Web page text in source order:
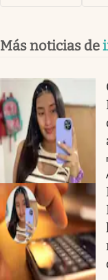
Más noticias de